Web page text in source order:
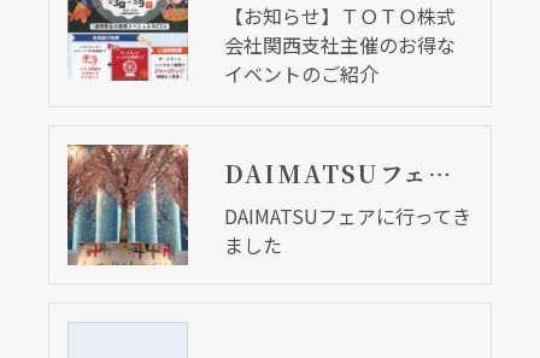
【お知らせ】ＴＯＴＯ株式
会社関西支社主催のお得な
イベントのご紹介
DAIMATSUフェアに行ってきました
DAIMATSUフェアに行ってき
ました